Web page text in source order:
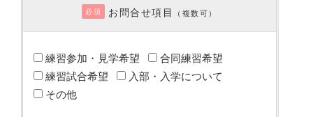
必須 お問合せ項目 （複数可）
練習参加・見学希望
合同練習希望
練習試合希望
入部・入学について
その他